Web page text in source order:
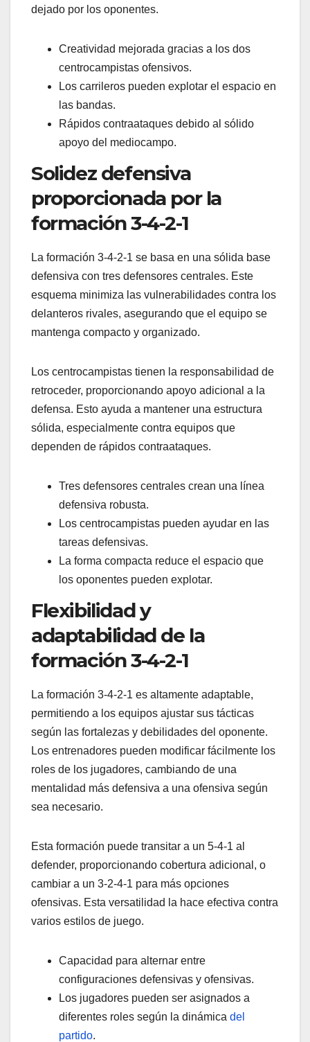
dejado por los oponentes.
Creatividad mejorada gracias a los dos
centrocampistas ofensivos.
Los carrileros pueden explotar el espacio en
las bandas.
Rápidos contraataques debido al sólido
apoyo del mediocampo.
Solidez defensiva
proporcionada por la
formación 3-4-2-1
La formación 3-4-2-1 se basa en una sólida base
defensiva con tres defensores centrales. Este
esquema minimiza las vulnerabilidades contra los
delanteros rivales, asegurando que el equipo se
mantenga compacto y organizado.
Los centrocampistas tienen la responsabilidad de
retroceder, proporcionando apoyo adicional a la
defensa. Esto ayuda a mantener una estructura
sólida, especialmente contra equipos que
dependen de rápidos contraataques.
Tres defensores centrales crean una línea
defensiva robusta.
Los centrocampistas pueden ayudar en las
tareas defensivas.
La forma compacta reduce el espacio que
los oponentes pueden explotar.
Flexibilidad y
adaptabilidad de la
formación 3-4-2-1
La formación 3-4-2-1 es altamente adaptable,
permitiendo a los equipos ajustar sus tácticas
según las fortalezas y debilidades del oponente.
Los entrenadores pueden modificar fácilmente los
roles de los jugadores, cambiando de una
mentalidad más defensiva a una ofensiva según
sea necesario.
Esta formación puede transitar a un 5-4-1 al
defender, proporcionando cobertura adicional, o
cambiar a un 3-2-4-1 para más opciones
ofensivas. Esta versatilidad la hace efectiva contra
varios estilos de juego.
Capacidad para alternar entre
configuraciones defensivas y ofensivas.
Los jugadores pueden ser asignados a
diferentes roles según la dinámica del
partido.